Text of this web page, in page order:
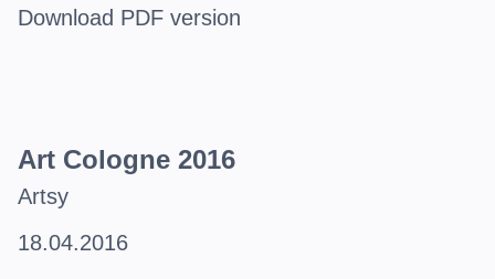
Download PDF version
Art Cologne 2016
Artsy
18.04.2016